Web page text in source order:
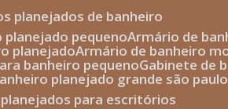
planejados de banheiro
planejado pequeno armário de
planejado armário de banheiro
banheiro pequeno gabinete de
planejado grande são paulo
planejados para escritórios